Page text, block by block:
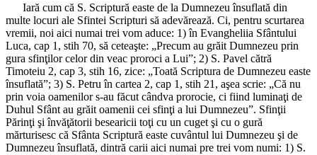
Iară cum că S. Scriptură easte de la Dumnezeu însuflată din
multe locuri ale Sfintei Scripturi să adevărează. Ci, pentru scurtarea
vremii, noi aici numai trei vom aduce: 1) în Evangheliia Sfântului
Luca, cap 1, stih 70, să ceteaşte: „Precum au grăit Dumnezeu prin
gura sfinţilor celor din veac proroci a Lui”; 2) S. Pavel cătră
Timoteiu 2, cap 3, stih 16, zice: „Toată Scriptura de Dumnezeu easte
însuflată”; 3) S. Petru în cartea 2, cap 1, stih 21, aşea scrie: „Că nu
prin voia oamenilor s-au făcut cândva prorocie, ci fiind luminaţi de
Duhul Sfânt au grăit oamenii cei sfinţi a lui Dumnezeu”. Sfinţii
Părinţi şi învăţătorii besearicii toţi cu un cuget şi cu o gură
mărturisesc că Sfânta Scriptură easte cuvântul lui Dumnezeu şi de
Dumnezeu însuflată, dintră carii aici numai pre trei vom numi: 1) S.